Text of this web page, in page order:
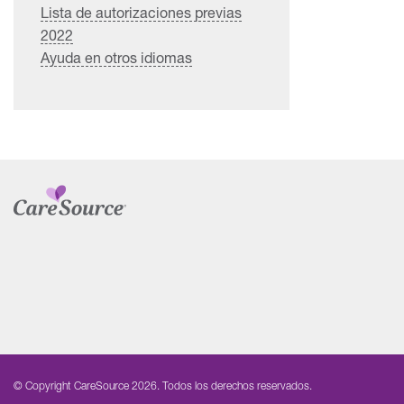
Lista de autorizaciones previas
2022
Ayuda en otros idiomas
© Copyright CareSource 2026. Todos los derechos reservados.